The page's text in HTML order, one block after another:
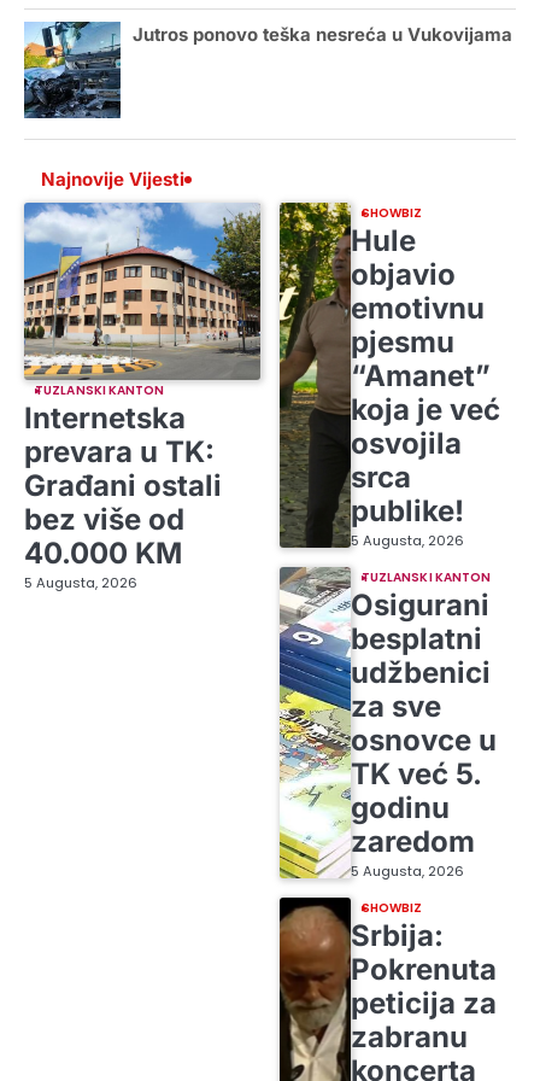
Jutros ponovo teška nesreća u Vukovijama
Najnovije Vijesti
TUZLANSKI KANTON
Internetska
prevara u TK:
Građani ostali
bez više od
40.000 KM
5 Augusta, 2026
SHOWBIZ
Hule
objavio
emotivnu
pjesmu
“Amanet”
koja je već
osvojila
srca
publike!
5 Augusta, 2026
TUZLANSKI KANTON
Osigurani
besplatni
udžbenici
za sve
osnovce u
TK već 5.
godinu
zaredom
5 Augusta, 2026
SHOWBIZ
Srbija:
Pokrenuta
peticija za
zabranu
koncerta